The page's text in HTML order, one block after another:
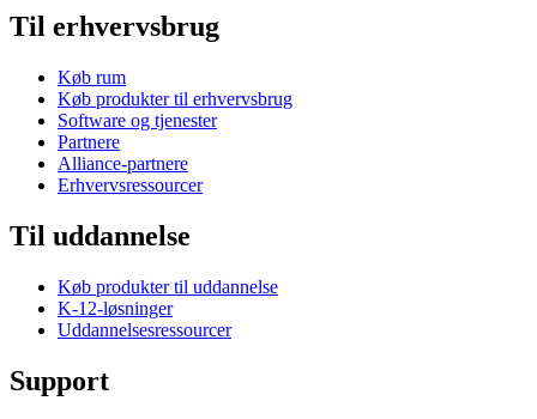
Til erhvervsbrug
Køb rum
Køb produkter til erhvervsbrug
Software og tjenester
Partnere
Alliance-partnere
Erhvervsressourcer
Til uddannelse
Køb produkter til uddannelse
K-12-løsninger
Uddannelsesressourcer
Support